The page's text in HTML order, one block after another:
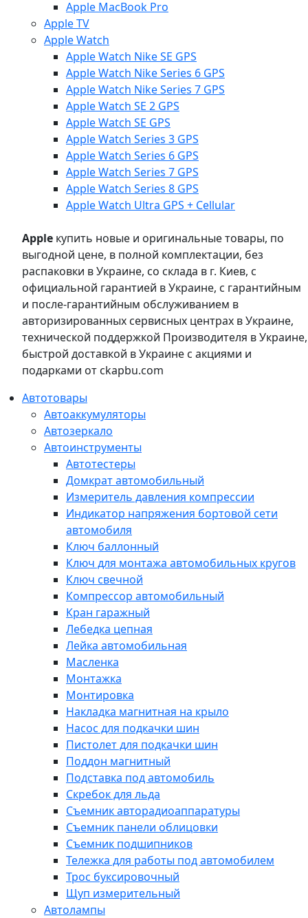
Apple MacBook Pro
Apple TV
Apple Watch
Apple Watch Nike SE GPS
Apple Watch Nike Series 6 GPS
Apple Watch Nike Series 7 GPS
Apple Watch SE 2 GPS
Apple Watch SE GPS
Apple Watch Series 3 GPS
Apple Watch Series 6 GPS
Apple Watch Series 7 GPS
Apple Watch Series 8 GPS
Apple Watch Ultra GPS + Cellular
Apple купить новые и оригинальные товары, по
выгодной цене, в полной комплектации, без
распаковки в Украине, со склада в г. Киев, с
официальной гарантией в Украине, с гарантийным
и после-гарантийным обслуживанием в
авторизированных сервисных центрах в Украине,
технической поддержкой Производителя в Украине,
быстрой доставкой в Украине с акциями и
подарками от ckapbu.com
Автотовары
Автоаккумуляторы
Автозеркало
Автоинструменты
Автотестеры
Домкрат автомобильный
Измеритель давления компрессии
Индикатор напряжения бортовой сети
автомобиля
Ключ баллонный
Ключ для монтажа автомобильных кругов
Ключ свечной
Компрессор автомобильный
Кран гаражный
Лебедка цепная
Лейка автомобильная
Масленка
Монтажка
Монтировка
Накладка магнитная на крыло
Насос для подкачки шин
Пистолет для подкачки шин
Поддон магнитный
Подставка под автомобиль
Скребок для льда
Съемник авторадиоаппаратуры
Съемник панели облицовки
Съемник подшипников
Тележка для работы под автомобилем
Трос буксировочный
Щуп измерительный
Автолампы